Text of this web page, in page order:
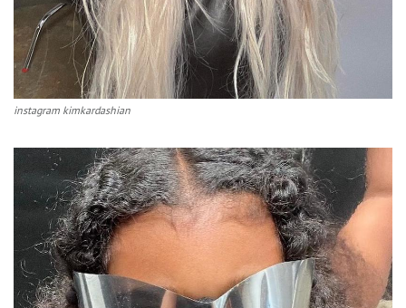
instagram kimkardashian